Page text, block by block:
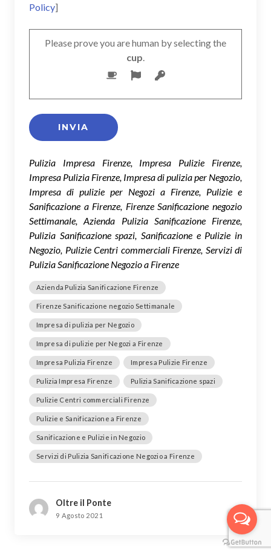
Policy]
Please prove you are human by selecting the
cup
Pulizia Impresa Firenze, Impresa Pulizie Firenze,
Impresa Pulizia Firenze, Impresa di pulizia per Negozio,
Impresa di pulizie per Negozi a Firenze, Pulizie e
Sanificazione a Firenze, Firenze Sanificazione negozio
Settimanale, Azienda Pulizia Sanificazione Firenze,
Pulizia Sanificazione spazi, Sanificazione e Pulizie in
Negozio, Pulizie Centri commerciali Firenze, Servizi di
Pulizia Sanificazione Negozio a Firenze
Azienda Pulizia Sanificazione Firenze
Firenze Sanificazione negozio Settimanale
Impresa di pulizia per Negozio
Impresa di pulizie per Negozi a Firenze
Impresa Pulizia Firenze Impresa Pulizie Firenze
Pulizia Impresa Firenze Pulizia Sanificazione spazi
Pulizie Centri commerciali Firenze
Pulizie e Sanificazione a Firenze
Sanificazione e Pulizie in Negozio
Servizi di Pulizia Sanificazione Negozio a Firenze
Oltre il Ponte
9 Agosto 2021